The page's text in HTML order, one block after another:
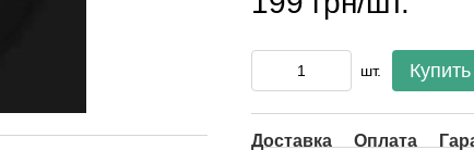
шт. Купить
Доставка Оплата